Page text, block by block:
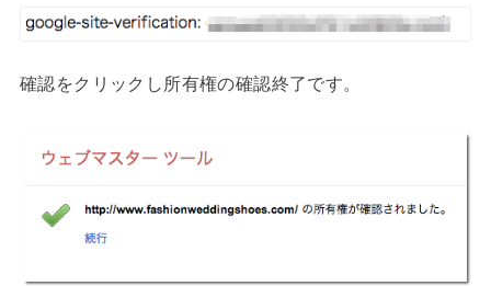
確認をクリックし所有権の確認終了です。